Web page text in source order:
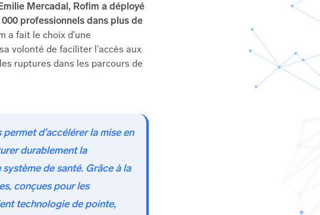
Mercadal, Rofim a déployé
professionnels dans plus de
a fait le choix d'une
volonté de faciliter l'accès aux
ruptures dans les parcours de
d’accélérer la mise en
durablement la
de santé. Grâce à la
conçues pour les
technologie de pointe,